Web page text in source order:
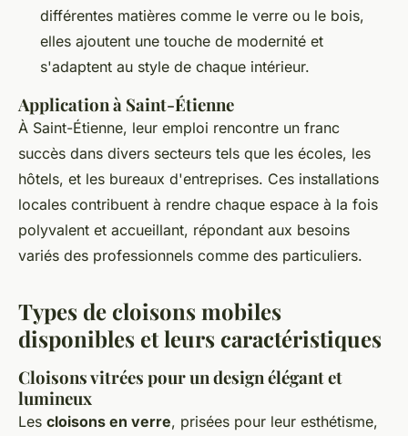
différentes matières comme le verre ou le bois,
elles ajoutent une touche de modernité et
s'adaptent au style de chaque intérieur.
Application à Saint-Étienne
À Saint-Étienne, leur emploi rencontre un franc
succès dans divers secteurs tels que les écoles, les
hôtels, et les bureaux d'entreprises. Ces installations
locales contribuent à rendre chaque espace à la fois
polyvalent et accueillant, répondant aux besoins
variés des professionnels comme des particuliers.
Types de cloisons mobiles
disponibles et leurs caractéristiques
Cloisons vitrées pour un design élégant et
lumineux
Les cloisons en verre, prisées pour leur esthétisme,